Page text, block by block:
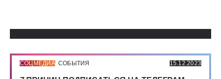
СОЦМЕДИА СОБЫТИЯ 15.12.2023